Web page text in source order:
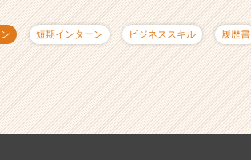
短期インターン ビジネススキル 履歴書